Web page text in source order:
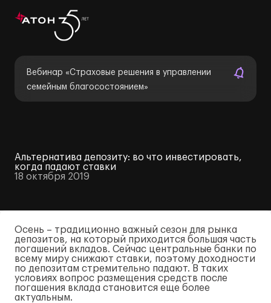
Вебинар «Страховые решения в управлении
семейным благосостоянием»
Альтернатива депозиту: во что инвестировать,
когда падают ставки
18 октября 2019
Осень – традиционно важный сезон для рынка
депозитов, на который приходится большая часть
погашений вкладов. Сейчас центральные банки по
всему миру снижают ставки, поэтому доходности
по депозитам стремительно падают. В таких
условиях вопрос размещения средств после
погашения вклада становится еще более
актуальным.